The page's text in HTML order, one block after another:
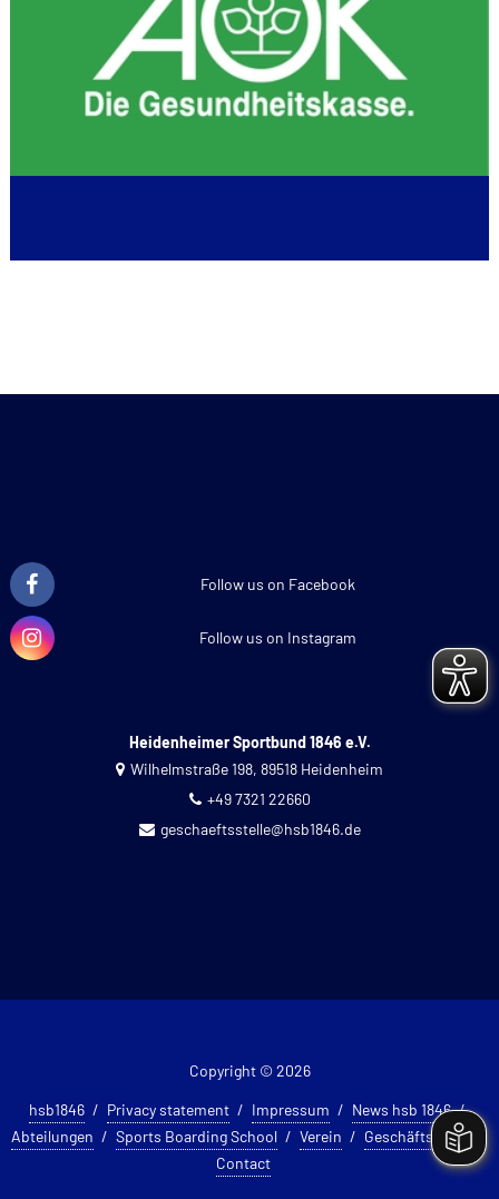
Follow us on Facebook
Follow us on Instagram
Heidenheimer Sportbund 1846 e.V.
Wilhelmstraße 198, 89518 Heidenheim
+49 7321 22660
geschaeftsstelle@hsb1846.de
Copyright © 2026
hsb1846 Privacy statement Impressum
News hsb 1846
Abteilungen
Sports Boarding School Verein
Geschäftsstelle
Contact